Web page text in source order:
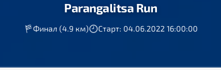
Parangalitsa Run
Финал (4.9 км) Старт: 04.06.2022 16:00:00